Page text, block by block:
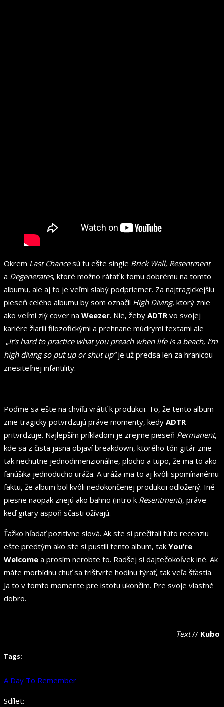
Okrem Last Chancesú tu ešte single Brick Wall, Resentment
a Degenerates, ktoré možno rátať k tomu dobrému na tomto
albumu, ale aj to je veľmi slabý podpriemer. Za najtragickejšiu
pieseň celého albumu by som označil High Diving, ktorý znie
ako veľmi zlý cover na Weezer. Nie, žeby ADTR vo svojej
kariére žiarili filozofickými a prehnane múdrymi textami ale
„It’s hard to practice what you preach when life is a beach, I’m
high diving so put up or shut up“je už predsa len za hranicou
znesiteľnej infantility.
Poďme sa ešte na chvíľu vrátiť k produkcii. To, že tento album
znie tragicky potvrdzujú práve momenty, kedy ADTR
pritvrdzuje. Najlepším príkladom je zrejme pieseň Permanent,
kde sa z čista jasna objaví breakdown, ktorého tón gitár znie
tak nechutne jednodimenzionálne, plocho a tupo, že ma to ako
fanúšika jednoducho uráža. A uráža ma to aj kvôli spomínanému
faktu, že album bol kvôli nedokončenej produkcii odložený. Iné
piesne naopak znejú ako bahno (intro k Resentment), práve
keď gitary aspoň sčasti ožívajú.
Ťažko hľadať pozitívne slová. Ak ste si prečítali túto recenziu
ešte predtým ako ste si pustili tento album, tak You’re
Welcome a prosím nerobte to. Radšej si dajtečokoľvek iné. Ak
máte morbídnu chuť sa trištvrte hodinu týrať, tak veľa šťastia.
Ja to v tomto momente pre istotu ukončím. Pre svoje vlastné
dobro.
Text// Kubo
Tags:
A Day To Remember
Sdílet: